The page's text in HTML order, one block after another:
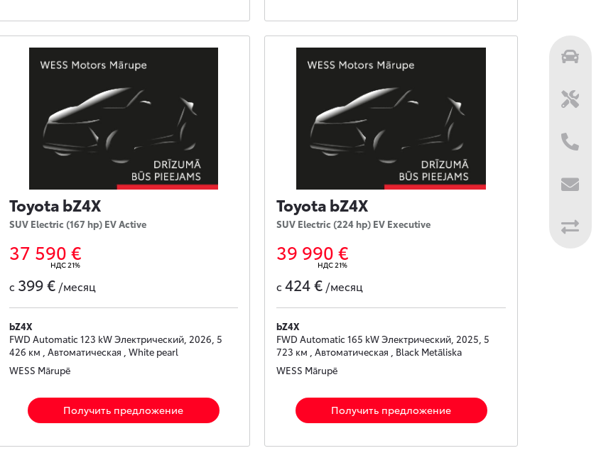
Toyota bZ4X
SUV Electric (167 hp) EV Active
37 590 €
НДС 21%
с 399 €/месяц
bZ4X
FWD Automatic 123 kW Электрический, 2026, 5
426 км , Автоматическая , White pearl
WESS Mārupē
Получить предложение
Toyota bZ4X
SUV Electric (224 hp) EV Executive
39 990 €
НДС 21%
с424 € /месяц
bZ4X
FWD Automatic 165 kW Электрический, 2025, 5
723 км , Автоматическая , Black Metāliska
WESS Mārupē
Получить предложение